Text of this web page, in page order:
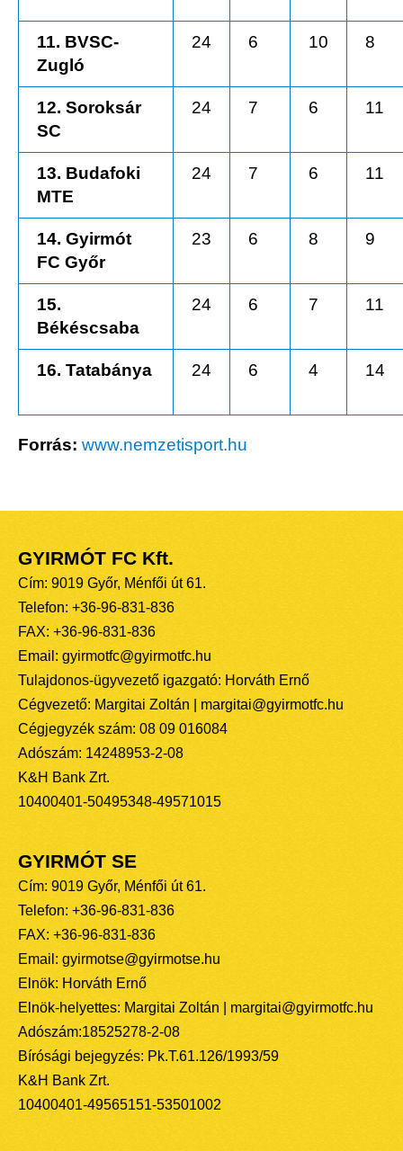
11. BVSC-
Zugló
24 6 10 8
12. Soroksár
SC
24 7 6 11
13. Budafoki
MTE
24 7 6 11
14. Gyirmót
FC Győr
23 6 8 9
15.
Békéscsaba
24 6 7 11
16. Tatabánya 24 6 4 14
Forrás: www.nemzetisport.hu
GYIRMÓT FC Kft.
Cím: 9019 Győr, Ménfői út 61.
Telefon: +36-96-831-836
FAX: +36-96-831-836
Email: gyirmotfc@gyirmotfc.hu
Tulajdonos-ügyvezető igazgató: Horváth Ernő
Cégvezető: Margitai Zoltán | margitai@gyirmotfc.hu
Cégjegyzék szám: 08 09 016084
Adószám: 14248953-2-08
K&H Bank Zrt.
10400401-50495348-49571015
GYIRMÓT SE
Cím: 9019 Győr, Ménfői út 61.
Telefon: +36-96-831-836
FAX: +36-96-831-836
Email: gyirmotse@gyirmotse.hu
Elnök: Horváth Ernő
Elnök-helyettes: Margitai Zoltán | margitai@gyirmotfc.hu
Adószám:18525278-2-08
Bírósági bejegyzés: Pk.T.61.126/1993/59
K&H Bank Zrt.
10400401-49565151-53501002